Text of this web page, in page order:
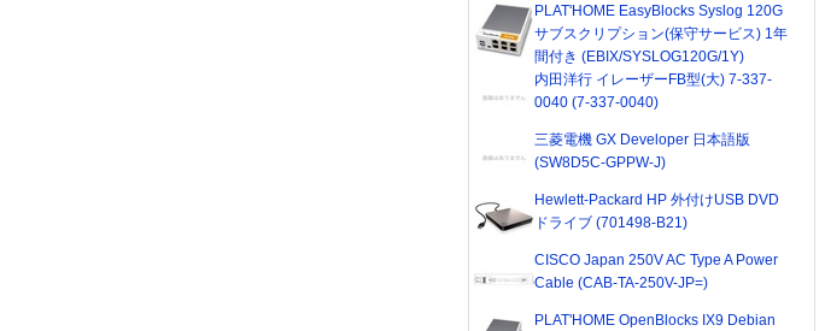
PLAT'HOME EasyBlocks Syslog 120G
サブスクリプション(保守サービス) 1年
間付き (EBIX/SYSLOG120G/1Y)
内田洋行 イレーザーFB型(大) 7-337-
0040 (7-337-0040)
三菱電機 GX Developer 日本語版
(SW8D5C-GPPW-J)
Hewlett-Packard HP 外付けUSB DVD
ドライブ (701498-B21)
CISCO Japan 250V AC Type A Power
Cable (CAB-TA-250V-JP=)
PLAT'HOME OpenBlocks IX9 Debian